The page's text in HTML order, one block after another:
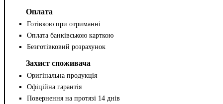
Оплата
Готівкою при отриманні
Оплата банківською карткою
Безготівковий розрахунок
Захист споживача
Оригінальна продукція
Офіційна гарантія
Повернення на протязі 14 днів